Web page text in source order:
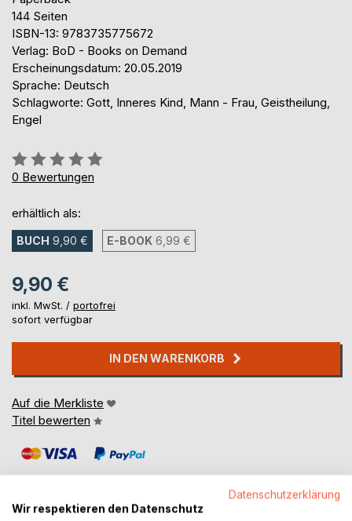
144 Seiten
ISBN-13: 9783735775672
Verlag: BoD - Books on Demand
Erscheinungsdatum: 20.05.2019
Sprache: Deutsch
Schlagworte: Gott, Inneres Kind, Mann - Frau, Geistheilung,
Engel
Bewertung::
0%
0 Bewertungen
erhältlich als:
BUCH 9,90 € E-BOOK 6,99 €
9,90 €
inkl. MwSt. / portofrei
sofort verfügbar
IN DEN WARENKORB
Auf die Merkliste
Titel bewerten
Datenschutzerklärung
Wir respektieren den Datenschutz